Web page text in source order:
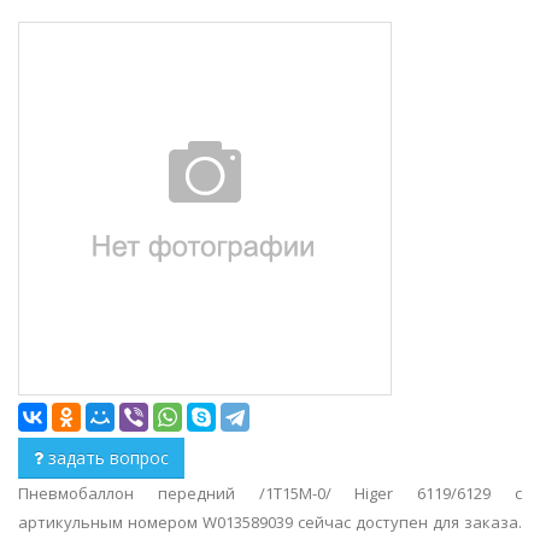
задать вопрос
Пневмобаллон передний /1T15M-0/ Higer 6119/6129 с
артикульным номером W013589039 сейчас доступен для заказа.